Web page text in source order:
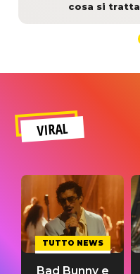
cosa si tratta
VIRAL
TUTTO NEWS
Bad Bunny e